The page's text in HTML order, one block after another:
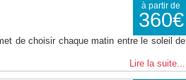
à partir de
360€
de choisir chaque matin entre le soleil de
Lire la suite...